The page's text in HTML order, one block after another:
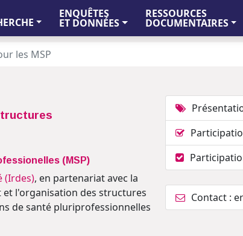
ENQUÊTES
ET DONNÉES
RESSOURCES
DOCUMENTAIRES
les MSP
(MSP)
(Irdes), en partenariat avec la
l'organisation des structures
de santé pluriprofessionnelles
Contact :